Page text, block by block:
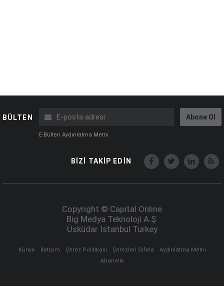
BÜLTEN Abone Ol
E-Bülten Aydınlatma Metni
BİZİ TAKİP EDİN
Copyright © Capital Online
Big Medya Teknoloji A.Ş.
Üsküdar İstanbul Turkey
Künye İletişim Çerez Politikası Çerezleri Sıfırla
Aydınlatma Metni
Abonelik